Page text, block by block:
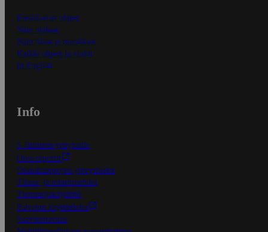
Ensitilaajan ohjeet
Näin maksat
Näin tilaat ja muokkaat
Kaikki ohjeet ja vinkit
In English
Info
S-Business yrityksille
Oiva-raportit
Osuuskauppojen yhteystiedot
Tilaus- ja toimitusehdot
Tietosuojakäytäntö
Palvelun käyttöehdot
Saavutettavuus